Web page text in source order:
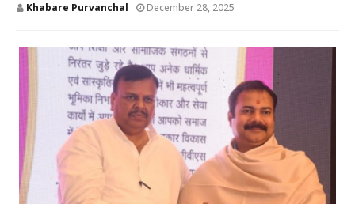
Khabare Purvanchal December 28, 2025